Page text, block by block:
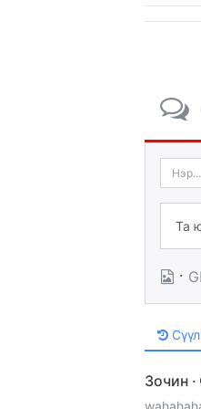
·
Зочин ·